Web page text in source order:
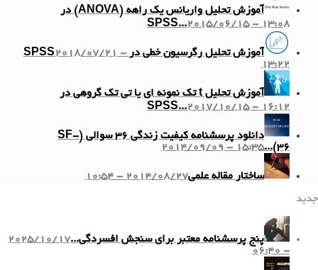
آموزش تحلیل واریانس یک راهه (ANOVA) در
SPSS...2015/06/15 - 13:08
آموزش تحلیل رگرسیون خطی در SPSS2018/07/21 -
13:22
آموزش تحلیل t تک نمونه ای یا تی تک گروهی در
SPSS...2017/10/15 - 16:12
دانلود پرسشنامه کیفیت زندگی ۳۶ سوالی (SF-
36)...
2014/09/09 - 15:35
ساختار مقاله علمی2014/08/27 - 10:54
جدید
پنج پرسشنامه معتبر برای سنجش افسردگی...2025/10/17
- 06:40